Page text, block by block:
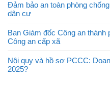
Đảm bảo an toàn phòng
dân cư
Ban Giám đốc Công an
Công an cấp xã
Nội quy và hồ sơ PCCC:
2025?